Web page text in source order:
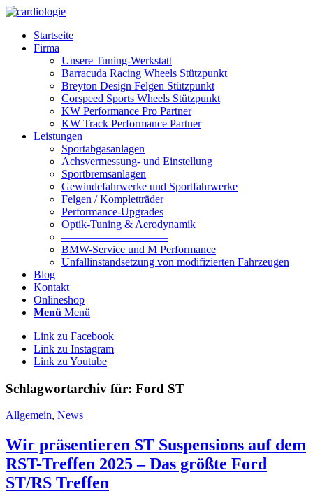
Startseite
Firma
Unsere Tuning-Werkstatt
Barracuda Racing Wheels Stützpunkt
Breyton Design Felgen Stützpunkt
Corspeed Sports Wheels Stützpunkt
KW Performance Pro Partner
KW Track Performance Partner
Leistungen
Sportabgasanlagen
Achsvermessung- und Einstellung
Sportbremsanlagen
Gewindefahrwerke und Sportfahrwerke
Felgen / Kompletträder
Performance-Upgrades
Optik-Tuning & Aerodynamik
—————————–
BMW-Service und M Performance
Unfallinstandsetzung von modifizierten Fahrzeugen
Blog
Kontakt
Onlineshop
Menü Menü
Link zu Facebook
Link zu Instagram
Link zu Youtube
Schlagwortarchiv für: Ford ST
Allgemein, News
Wir präsentieren ST Suspensions auf dem
RST-Treffen 2025 – Das größte Ford
ST/RS Treffen